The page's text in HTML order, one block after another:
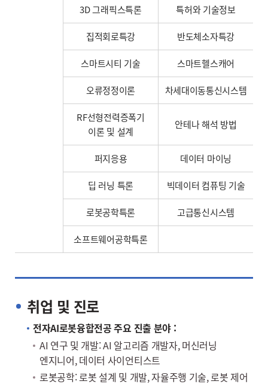
3D 그래픽스특론 특허와 기술정보
집적회로특강 반도체소자특강
스마트시티 기술 스마트헬스캐어
오류정정이론 차세대이동통신시스템
RF선형전력증폭기
이론 및 설계
안테나 해석 방법
퍼지응용 데이터 마이닝
딥 러닝 특론 빅데이터 컴퓨팅 기술
로봇공학특론 고급통신시스템
소프트웨어공학특론
취업 및 진로
전자AI로봇융합전공 주요 진출 분야 :
AI 연구 및 개발: AI 알고리즘 개발자, 머신러닝
엔지니어, 데이터 사이언티스트
로봇공학: 로봇 설계 및 개발, 자율주행 기술, 로봇 제어